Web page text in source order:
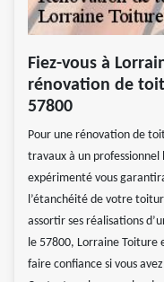
Fiez-vous à
rénovation de
57800
Pour une rénovation de
travaux à un
expérimenté vous
l’étanchéité de votre
assortir ses réalisations
le 57800, Lorraine Toiture
faire confiance si vous